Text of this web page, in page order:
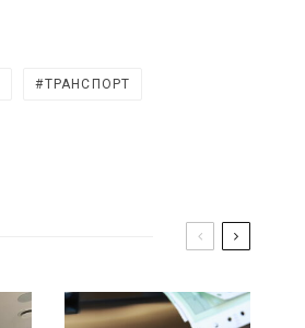
ТРАНСПОРТ